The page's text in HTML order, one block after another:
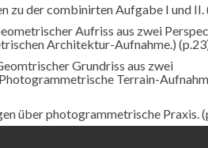
zu der combinirten Aufgabe I und II.
Aufriss aus zwei
Architektur-Aufnahme.)
Grundriss aus zwei
Terrain-
über photogrammetrische Praxis.